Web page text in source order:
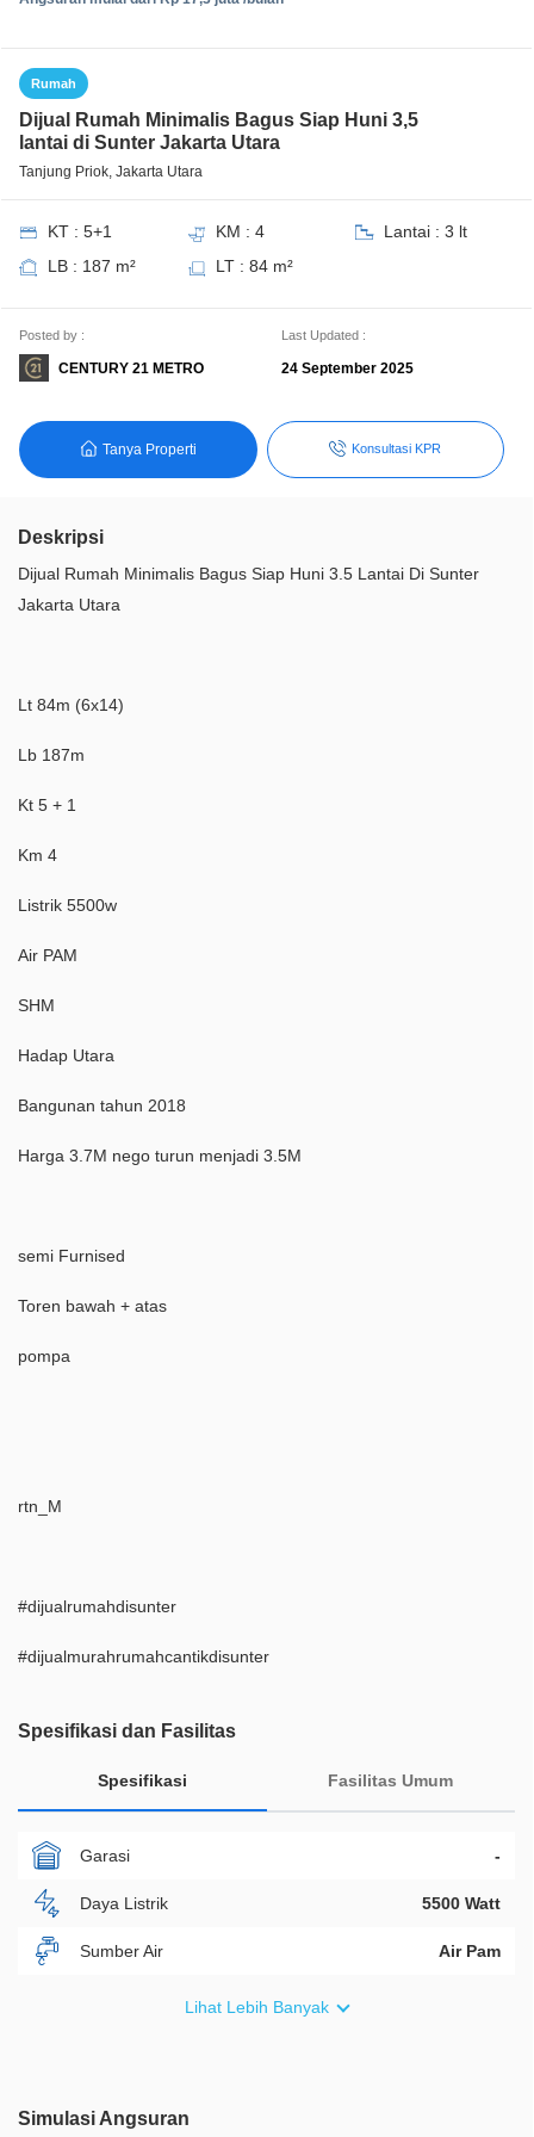
Rumah
Dijual Rumah Minimalis Bagus Siap Huni 3,5
lantai di Sunter Jakarta Utara
Tanjung Priok, Jakarta Utara
KT : 5+1 KM : 4
Lantai : 3 lt
LB : 187 m²
LT : 84 m²
Posted by :
CENTURY 21 METRO
Last Updated :
24 September 2025
Tanya Properti Konsultasi KPR
Deskripsi
Dijual Rumah Minimalis Bagus Siap Huni 3.5 Lantai Di Sunter
Jakarta Utara
Lt 84m (6x14)
Lb 187m
Kt 5 + 1
Km 4
Listrik 5500w
Air PAM
SHM
Hadap Utara
Bangunan tahun 2018
Harga 3.7M nego turun menjadi 3.5M
semi Furnised
Toren bawah + atas
pompa
rtn_M
#dijualrumahdisunter
#dijualmurahrumahcantikdisunter
Spesifikasi dan Fasilitas
Spesifikasi Fasilitas Umum
Garasi -
Daya Listrik 5500 Watt
Sumber Air Air Pam
Lihat Lebih Banyak
Simulasi Angsuran